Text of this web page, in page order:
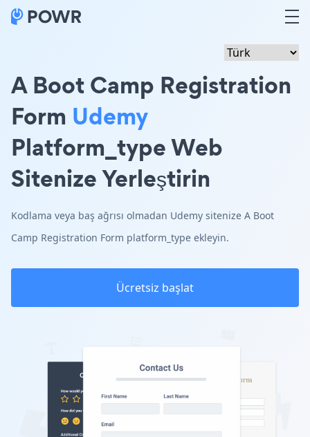
A Boot Camp Registration
Form Udemy
Platform_type Web
Sitenize Yerleştirin
Kodlama veya baş ağrısı olmadan Udemy sitenize A Boot
Camp Registration Form platform_type ekleyin.
Ücretsiz başlat